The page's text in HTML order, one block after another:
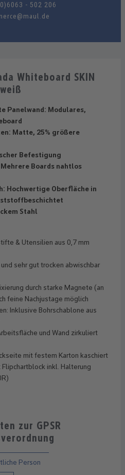
- 502 206
Whiteboard SKIN
Panelwand: Modulares,
Matte, 25% größere
Befestigung
Boards nahtlos
Hochwertige Oberfläche in
Stahl
& Utensilien aus 0,7 mm
sehr gut trocken abwischbar
durch starke Magnete (an
feine Nachjustage möglich
Inklusive Bohrschablone aus
und Wand zirkuliert
mit festem Karton kaschiert
inkl. Halterung
zur GPSR
Person